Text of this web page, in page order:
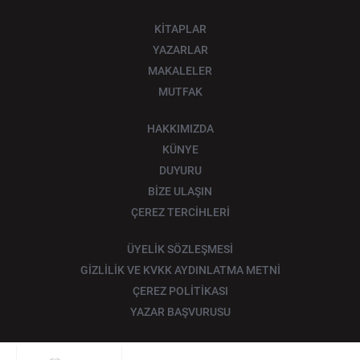
KİTAPLAR
YAZARLAR
MAKALELER
MUTFAK
HAKKIMIZDA
KÜNYE
DUYURU
BİZE ULAŞIN
ÇEREZ TERCİHLERİ
ÜYELİK SÖZLEŞMESİ
GİZLİLİK VE KVKK AYDINLATMA METNİ
ÇEREZ POLİTİKASI
YAZAR BAŞVURUSU